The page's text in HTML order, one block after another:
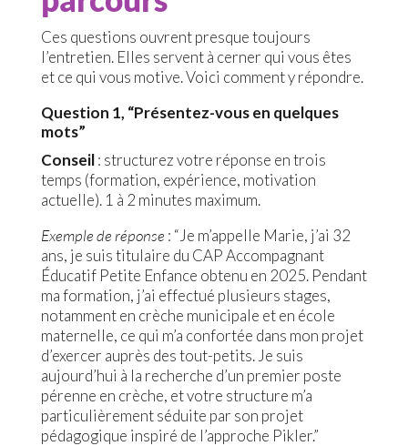
Ces questions ouvrent presque toujours
l’entretien. Elles servent à cerner qui vous êtes
et ce qui vous motive. Voici comment y répondre.
Question 1, “Présentez-vous en quelques
mots”
Conseil: structurez votre réponse en trois
temps (formation, expérience, motivation
actuelle). 1 à 2 minutes maximum.
Exemple de réponse : “Je m’appelle Marie, j’ai 32
ans, je suis titulaire du CAP Accompagnant
Éducatif Petite Enfance obtenu en 2025. Pendant
ma formation, j’ai effectué plusieurs stages,
notamment en crèche municipale et en école
maternelle, ce qui m’a confortée dans mon projet
d’exercer auprès des tout-petits. Je suis
aujourd’hui à la recherche d’un premier poste
pérenne en crèche, et votre structure m’a
particulièrement séduite par son projet
pédagogique inspiré de l’approche Pikler.”